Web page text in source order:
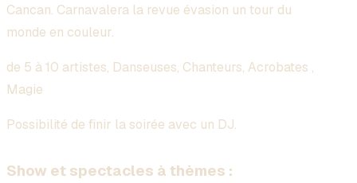
Cancan. Carnavalera la revue évasion un tour du
monde en couleur.
de 5 à 10 artistes, Danseuses, Chanteurs, Acrobates ,
Magie
Possibilité de finir la soirée avec un DJ.
Show et spectacles à thèmes :